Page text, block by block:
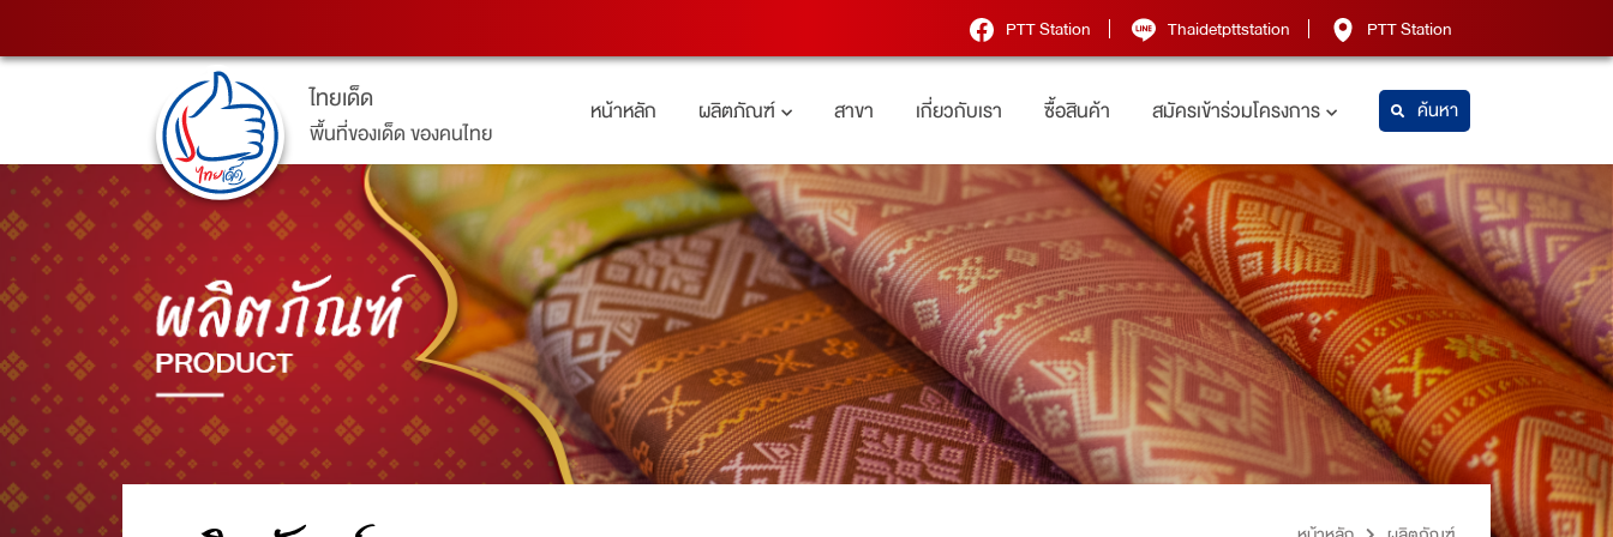
PTT Station Thaidetpttstation PTT Station
ไทยเด็ด
พื้นที่ของเด็ด ของคนไทย
หน้าหลัก ผลิตภัณฑ์ สาขา เกี่ยวกับเรา ซื้อสินค้า สมัครเข้าร่วมโครงการ ค้นหา